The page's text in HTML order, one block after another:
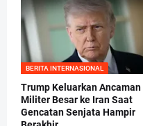
BERITA INTERNASIONAL
Trump Keluarkan Ancaman
Militer Besar ke Iran Saat
Gencatan Senjata Hampir